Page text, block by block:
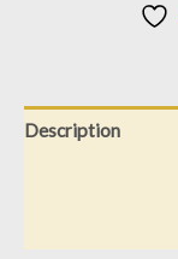
Description